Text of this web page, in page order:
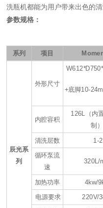
洗瓶机都能为用户带来出色的
参数规格：
系列 项目
辰光系
列
外形尺寸
+底脚10-
内腔容积
126L（内
制）
清洗层数 1-2
循环泵流
速
320L/
加热功率 4kw/
电源要求 220V/